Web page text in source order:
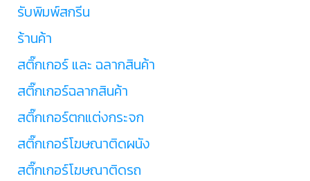
รับพิมพ์สกรีน
ร้านค้า
สติ๊กเกอร์ และ ฉลากสินค้า
สติ๊กเกอร์ฉลากสินค้า
สติ๊กเกอร์ตกแต่งกระจก
สติ๊กเกอร์โฆษณาติดผนัง
สติ๊กเกอร์โฆษณาติดรถ